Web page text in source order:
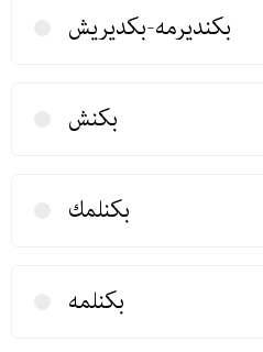
بكندیرمه-بكدیریش
بكنش
بكنلمك
بكنلمه